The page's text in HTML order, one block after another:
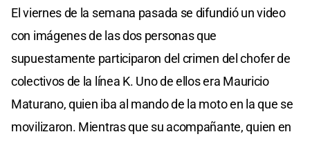
El viernes de la semana pasada se difundió un video
con imágenes de las dos personas que
supuestamente participaron del crimen del chofer de
colectivos de la línea K. Uno de ellos era Mauricio
Maturano, quien iba al mando de la moto en la que se
movilizaron. Mientras que su acompañante, quien en